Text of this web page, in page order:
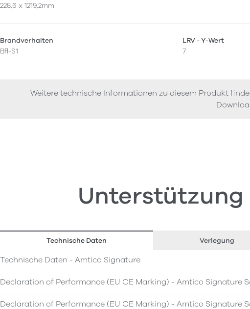
228,6 x 1219,2mm
Brandverhalten
Bfl-S1
LRV - Y-Wert
7
Weitere technische Informationen zu diesem Produkt
Unterstützung
Technische Daten Verlegung
Technische Daten - Amtico Signature
Declaration of Performance (EU CE Marking) - Amtico Signature
Declaration of Performance (EU CE Marking) - Amtico Signature